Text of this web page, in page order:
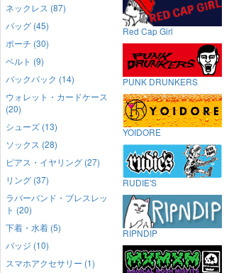
ネックレス (87)
バッグ (45)
ポーチ (30)
ベルト (9)
バックパック (14)
ウォレット・カードケース
(20)
シューズ (13)
ソックス (28)
ピアス・イヤリング (27)
リング (37)
ラバーバンド・ブレスレッ
ト (20)
下着・水着 (5)
バッジ (10)
スマホアクセサリー (1)
Red Cap Girl
PUNK DRUNKERS
YOIDORE
RUDIE'S
RIPNDIP